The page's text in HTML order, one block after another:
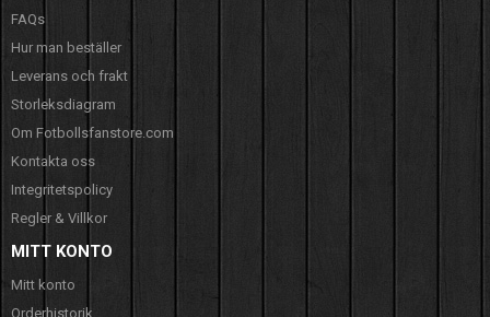
FAQs
Hur man beställer
Leverans och frakt
Storleksdiagram
Om Fotbollsfanstore.com
Kontakta oss
Integritetspolicy
Regler & Villkor
MITT KONTO
Mitt konto
Orderhistorik